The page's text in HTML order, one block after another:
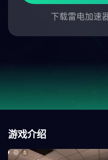
下载雷电加速
游戏介绍